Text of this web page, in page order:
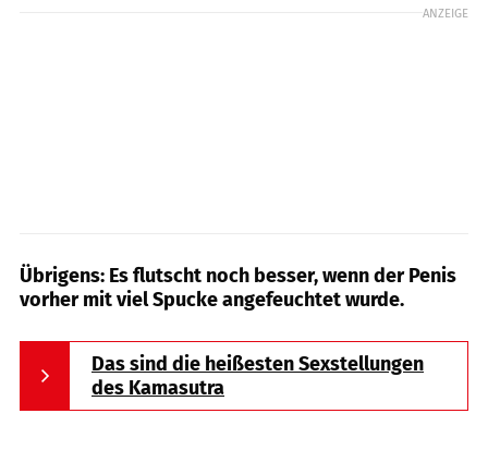
ANZEIGE
Übrigens: Es flutscht noch besser, wenn der Penis
vorher mit viel Spucke angefeuchtet wurde.
Das sind die heißesten Sexstellungen
des Kamasutra